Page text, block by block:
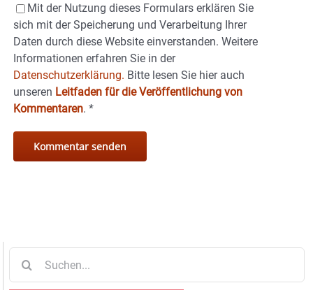
Mit der Nutzung dieses Formulars erklären Sie
sich mit der Speicherung und Verarbeitung Ihrer
Daten durch diese Website einverstanden. Weitere
Informationen erfahren Sie in der
Datenschutzerklärung. Bitte lesen Sie hier auch
unseren Leitfaden für die Veröffentlichung von
Kommentaren. *
nach: